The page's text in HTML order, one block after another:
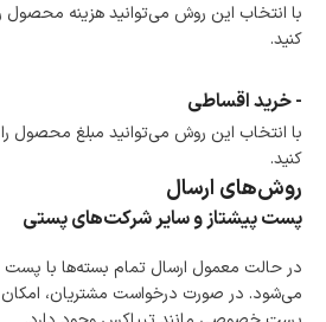
با انتخاب این روش می‌توانید هزینه
کنید.
- خرید اقساطی
با انتخاب این روش می‌توانید مبلغ محصول
کنید.
روش‌های ارسال
پست پیشتاز و سایر شرکت‌های پستی
در حالت معمول ارسال تمام بسته‌ها با
می‌شود. در صورت درخواست مشتریان، امکان